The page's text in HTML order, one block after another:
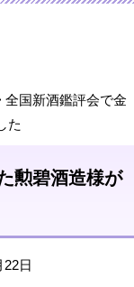
全国新酒鑑評会で金
た
勲碧酒造様が
日